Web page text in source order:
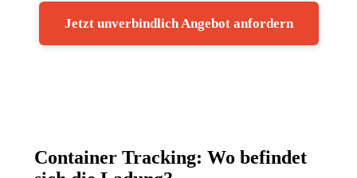
Jetzt unverbindlich Angebot anfordern
Container Tracking: Wo befindet